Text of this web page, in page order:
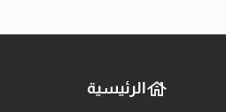
الرئيسية